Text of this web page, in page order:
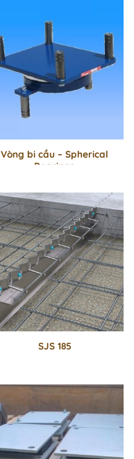
Vòng bi cầu – Spherical
Bearings
SJS 185